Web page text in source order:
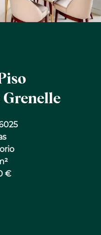
Grenelle
€